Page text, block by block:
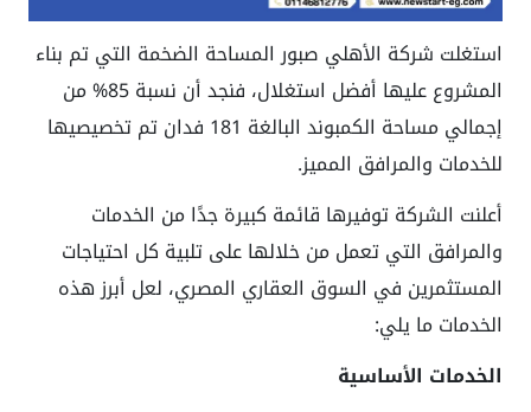
استغلت شركة الأهلي صبور المساحة الضخمة التي تم بناء
المشروع عليها أفضل استغلال، فنجد أن نسبة 85% من
إجمالي مساحة الكمبوند البالغة 181 فدان تم تخصيصيها
للخدمات والمرافق المميز.
أعلنت الشركة توفيرها قائمة كبيرة جدًا من الخدمات
والمرافق التي تعمل من خلالها على تلبية كل احتياجات
المستثمرين في السوق العقاري المصري، لعل أبرز هذه
الخدمات ما يلي:
الخدمات الأساسية